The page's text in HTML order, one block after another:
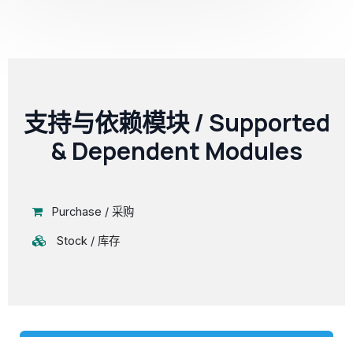
支持与依赖模块 / Supported
& Dependent Modules
Purchase / 采购
Stock / 库存